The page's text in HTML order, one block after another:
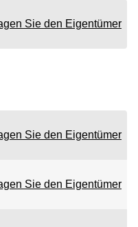
Sie den Eigentümer
Sie den Eigentümer
Sie den Eigentümer